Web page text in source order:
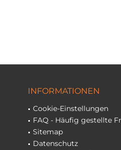
INFORMATIONEN
Cookie-Einstellungen
FAQ - Häufig gestellte
Sitemap
Datenschutz